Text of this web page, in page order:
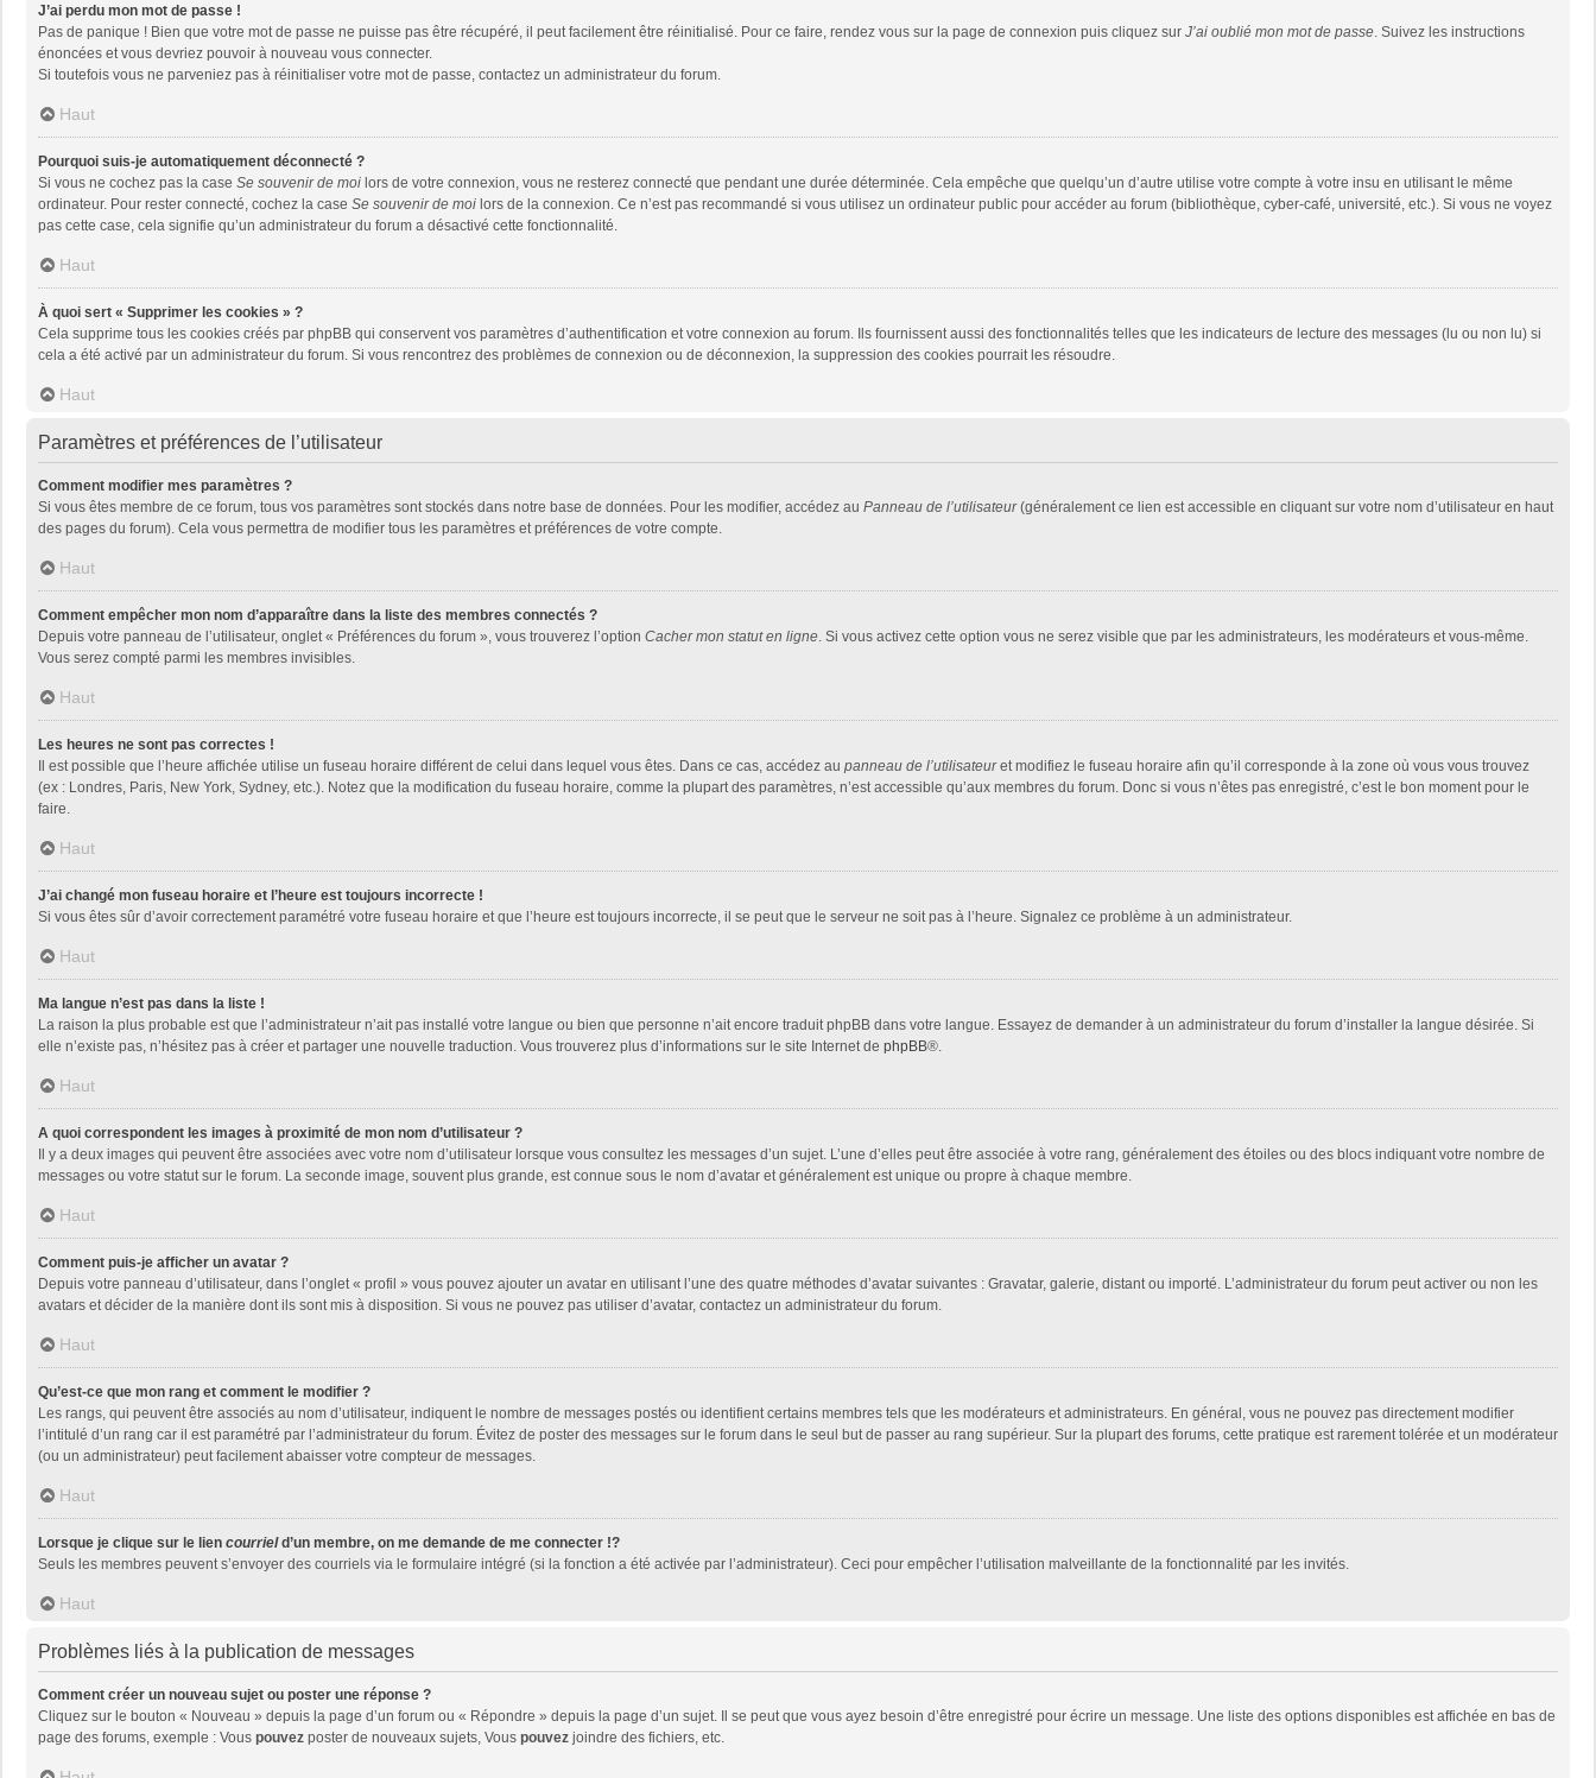
J’ai perdu mon mot de passe !
Pas de panique ! Bien que votre mot de passe ne puisse pas être récupéré, il peut facilement être réinitialisé. Pour ce faire, rendez vous sur la page de connexion puis cliquez sur J’ai oublié mon mot de passe. Suivez les instructions
énoncées et vous devriez pouvoir à nouveau vous connecter.
Si toutefois vous ne parveniez pas à réinitialiser votre mot de passe, contactez un administrateur du forum.
Haut
Pourquoi suis-je automatiquement déconnecté ?
Si vous ne cochez pas la case Se souvenir de moi lors de votre connexion, vous ne resterez connecté que pendant une durée déterminée. Cela empêche que quelqu’un d’autre utilise votre compte à votre insu en utilisant le même
ordinateur. Pour rester connecté, cochez la case Se souvenir de moi lors de la connexion. Ce n’est pas recommandé si vous utilisez un ordinateur public pour accéder au forum (bibliothèque, cyber-café, université, etc.). Si vous ne voyez
pas cette case, cela signifie qu’un administrateur du forum a désactivé cette fonctionnalité.
Haut
À quoi sert « Supprimer les cookies » ?
Cela supprime tous les cookies créés par phpBB qui conservent vos paramètres d’authentification et votre connexion au forum. Ils fournissent aussi des fonctionnalités telles que les indicateurs de lecture des messages (lu ou non lu) si
cela a été activé par un administrateur du forum. Si vous rencontrez des problèmes de connexion ou de déconnexion, la suppression des cookies pourrait les résoudre.
Haut
Paramètres et préférences de l’utilisateur
Comment modifier mes paramètres ?
Si vous êtes membre de ce forum, tous vos paramètres sont stockés dans notre base de données. Pour les modifier, accédez au Panneau de l’utilisateur(généralement ce lien est accessible en cliquant sur votre nom d’utilisateur en haut
des pages du forum). Cela vous permettra de modifier tous les paramètres et préférences de votre compte.
Haut
Comment empêcher mon nom d’apparaître dans la liste des membres connectés ?
Depuis votre panneau de l’utilisateur, onglet « Préférences du forum », vous trouverez l’option Cacher mon statut en ligne. Si vous activez cette option vous ne serez visible que par les administrateurs, les modérateurs et vous-même.
Vous serez compté parmi les membres invisibles.
Haut
Les heures ne sont pas correctes !
Il est possible que l’heure affichée utilise un fuseau horaire différent de celui dans lequel vous êtes. Dans ce cas, accédez au panneau de l’utilisateuret modifiez le fuseau horaire afin qu’il corresponde à la zone où vous vous trouvez
(ex : Londres, Paris, New York, Sydney, etc.). Notez que la modification du fuseau horaire, comme la plupart des paramètres, n’est accessible qu’aux membres du forum. Donc si vous n’êtes pas enregistré, c’est le bon moment pour le
faire.
Haut
J’ai changé mon fuseau horaire et l’heure est toujours incorrecte !
Si vous êtes sûr d’avoir correctement paramétré votre fuseau horaire et que l’heure est toujours incorrecte, il se peut que le serveur ne soit pas à l’heure. Signalez ce problème à un administrateur.
Haut
Ma langue n’est pas dans la liste !
La raison la plus probable est que l’administrateur n’ait pas installé votre langue ou bien que personne n’ait encore traduit phpBB dans votre langue. Essayez de demander à un administrateur du forum d’installer la langue désirée. Si
elle n’existe pas, n’hésitez pas à créer et partager une nouvelle traduction. Vous trouverez plus d’informations sur le site Internet de phpBB®.
Haut
A quoi correspondent les images à proximité de mon nom d’utilisateur ?
Il y a deux images qui peuvent être associées avec votre nom d’utilisateur lorsque vous consultez les messages d’un sujet. L’une d’elles peut être associée à votre rang, généralement des étoiles ou des blocs indiquant votre nombre de
messages ou votre statut sur le forum. La seconde image, souvent plus grande, est connue sous le nom d’avatar et généralement est unique ou propre à chaque membre.
Haut
Comment puis-je afficher un avatar ?
Depuis votre panneau d’utilisateur, dans l’onglet « profil » vous pouvez ajouter un avatar en utilisant l’une des quatre méthodes d’avatar suivantes : Gravatar, galerie, distant ou importé. L’administrateur du forum peut activer ou non les
avatars et décider de la manière dont ils sont mis à disposition. Si vous ne pouvez pas utiliser d’avatar, contactez un administrateur du forum.
Haut
Qu’est-ce que mon rang et comment le modifier ?
Les rangs, qui peuvent être associés au nom d’utilisateur, indiquent le nombre de messages postés ou identifient certains membres tels que les modérateurs et administrateurs. En général, vous ne pouvez pas directement modifier
l’intitulé d’un rang car il est paramétré par l’administrateur du forum. Évitez de poster des messages sur le forum dans le seul but de passer au rang supérieur. Sur la plupart des forums, cette pratique est rarement tolérée et un modérateur
(ou un administrateur) peut facilement abaisser votre compteur de messages.
Haut
Lorsque je clique sur le lien courrield’un membre, on me demande de me connecter !?
Seuls les membres peuvent s’envoyer des courriels via le formulaire intégré (si la fonction a été activée par l’administrateur). Ceci pour empêcher l’utilisation malveillante de la fonctionnalité par les invités.
Haut
Problèmes liés à la publication de messages
Comment créer un nouveau sujet ou poster une réponse ?
Cliquez sur le bouton « Nouveau » depuis la page d’un forum ou « Répondre » depuis la page d’un sujet. Il se peut que vous ayez besoin d’être enregistré pour écrire un message. Une liste des options disponibles est affichée en bas de
page des forums, exemple : Vous pouvez poster de nouveaux sujets, Vous pouvez joindre des fichiers, etc.